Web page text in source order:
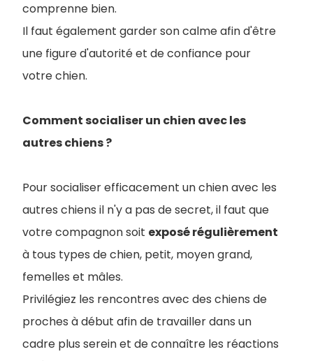
comprenne bien.
Il faut également garder son calme afin d'être
une figure d'autorité et de confiance pour
votre chien.
Comment socialiser un chien avec les
autres chiens ?
Pour socialiser efficacement un chien avec les
autres chiens il n'y a pas de secret, il faut que
votre compagnon soit exposé régulièrement
à tous types de chien, petit, moyen grand,
femelles et mâles.
Privilégiez les rencontres avec des chiens de
proches à début afin de travailler dans un
cadre plus serein et de connaître les réactions